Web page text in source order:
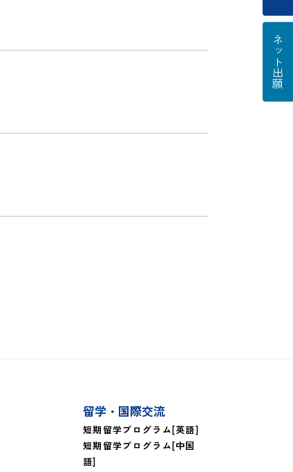
ネット出願
留学・国際交流
短期留学プログラム[英語]
短期留学プログラム[中国
語]